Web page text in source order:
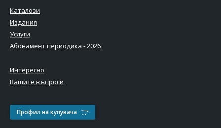
Каталози
Издания
Услуги
Абонамент периодика - 2026
Интересно
Вашите въпроси
Профил на купувача